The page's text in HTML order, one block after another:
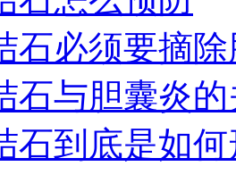
石必须要摘
石与胆囊炎
石到底是如